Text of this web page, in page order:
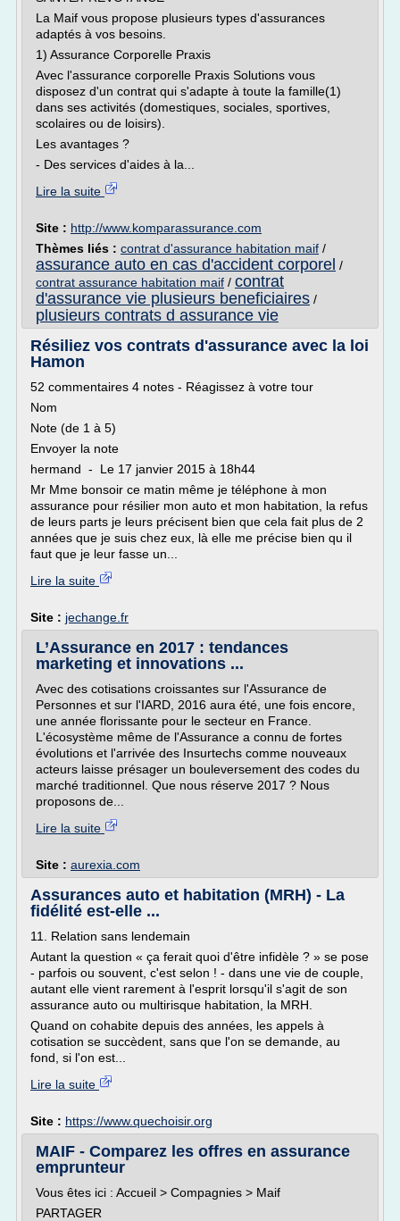
La Maif vous propose plusieurs types d'assurances
adaptés à vos besoins.
1) Assurance Corporelle Praxis
Avec l'assurance corporelle Praxis Solutions vous
disposez d'un contrat qui s'adapte à toute la famille(1)
dans ses activités (domestiques, sociales, sportives,
scolaires ou de loisirs).
Les avantages ?
- Des services d'aides à la...
Lire la suite
Site : http://www.komparassurance.com
Thèmes liés : contrat d'assurance habitation maif /
assurance auto en cas d'accident corporel /
contrat assurance habitation maif / contrat
d'assurance vie plusieurs beneficiaires /
plusieurs contrats d assurance vie
Résiliez vos contrats d'assurance avec la loi
Hamon
52 commentaires 4 notes - Réagissez à votre tour
Nom
Note (de 1 à 5)
Envoyer la note
hermand - Le 17 janvier 2015 à 18h44
Mr Mme bonsoir ce matin même je téléphone à mon
assurance pour résilier mon auto et mon habitation, la refus
de leurs parts je leurs précisent bien que cela fait plus de 2
années que je suis chez eux, là elle me précise bien qu il
faut que je leur fasse un...
Lire la suite
Site : jechange.fr
L’Assurance en 2017 : tendances
marketing et innovations ...
Avec des cotisations croissantes sur l'Assurance de
Personnes et sur l'IARD, 2016 aura été, une fois encore,
une année florissante pour le secteur en France.
L'écosystème même de l'Assurance a connu de fortes
évolutions et l'arrivée des Insurtechs comme nouveaux
acteurs laisse présager un bouleversement des codes du
marché traditionnel. Que nous réserve 2017 ? Nous
proposons de...
Lire la suite
Site : aurexia.com
Assurances auto et habitation (MRH) - La
fidélité est-elle ...
11. Relation sans lendemain
Autant la question « ça ferait quoi d'être infidèle ? » se pose
- parfois ou souvent, c'est selon ! - dans une vie de couple,
autant elle vient rarement à l'esprit lorsqu'il s'agit de son
assurance auto ou multirisque habitation, la MRH.
Quand on cohabite depuis des années, les appels à
cotisation se succèdent, sans que l'on se demande, au
fond, si l'on est...
Lire la suite
Site : https://www.quechoisir.org
MAIF - Comparez les offres en assurance
emprunteur
Vous êtes ici : Accueil > Compagnies > Maif
PARTAGER